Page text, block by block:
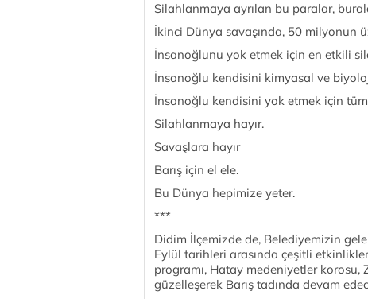
Silahlanmaya ayrılan bu paralar,
İkinci Dünya savaşında, 50 milyonun
İnsanoğlunu yok etmek için en etkili
İnsanoğlu kendisini kimyasal ve
İnsanoğlu kendisini yok etmek için
Silahlanmaya hayır.
Savaşlara hayır
Barış için el ele.
Bu Dünya hepimize yeter.
***
Didim İlçemizde de, Belediyemizin
Eylül tarihleri arasında çeşitli
programı, Hatay medeniyetler
güzelleşerek Barış tadında devam